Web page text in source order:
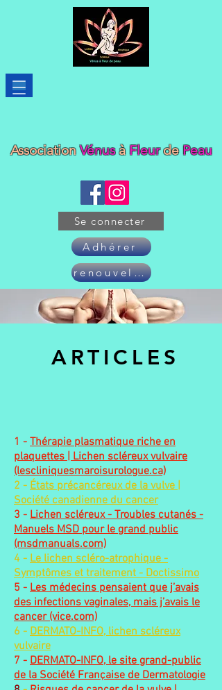
AssociationVénus à Fleurde Peau
Se connecter
Adhérer
renouveler son adhésion
ARTICLES
1 - Thérapie plasmatique riche en
plaquettes | Lichen scléreux vulvaire
(lescliniquesmaroisurologue.ca)
2 - États précancéreux de la vulve |
Société canadienne du cancer
3 - Lichen scléreux - Troubles cutanés -
Manuels MSD pour le grand public
(msdmanuals.com)
4 - Le lichen scléro-atrophique -
Symptômes et traitement - Doctissimo
5 - Les médecins pensaient que j’avais
des infections vaginales, mais j’avais le
cancer (vice.com)
6 - DERMATO-INFO, lichen scléreux
vulvaire
7 - DERMATO-INFO, le site grand-public
de la Société Française de Dermatologie